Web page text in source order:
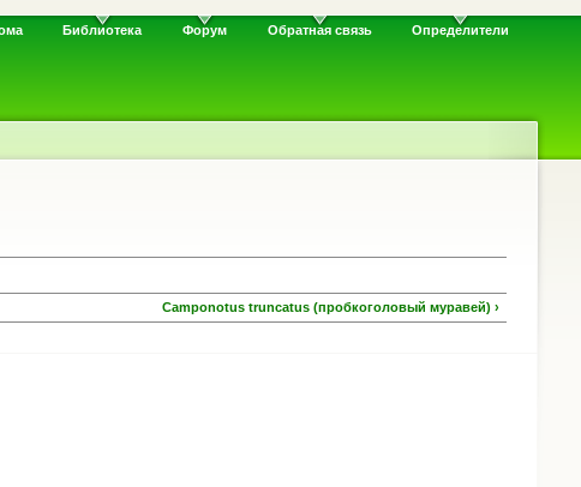
Библиотека Форум Обратная связь Определители
Camponotus truncatus (пробкоголовый муравей) ›